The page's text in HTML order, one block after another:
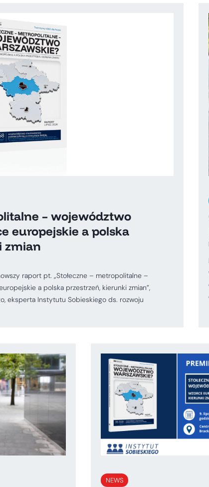
– województwo
europejskie a polska
zmian
raport pt. „Stołeczne – metropolitalne –
a polska przestrzeń, kierunki zmian”,
eksperta Instytutu Sobieskiego ds. rozwoju
NEWS